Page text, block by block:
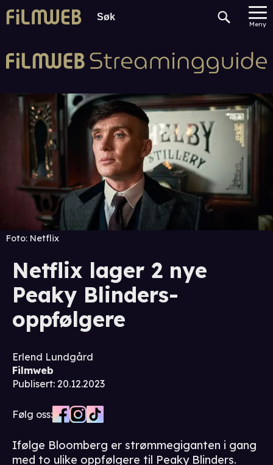
Meny
Foto: Netflix
Netflix lager 2 nye
Peaky Blinders-
oppfølgere
Erlend Lundgård
Filmweb
Publisert: 20.12.2023
Følg oss:
Ifølge Bloomberg er strømmegiganten i gang
med to ulike oppfølgere til Peaky Blinders.